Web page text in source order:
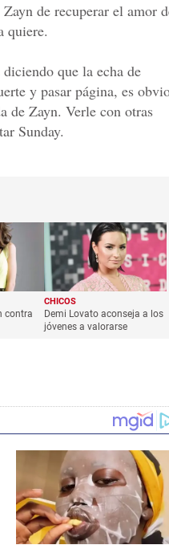
de recuperar el amor
quiere.
que la echa de
y pasar página, es
de Zayn. Verle con otras
Sunday.
contra
CHICOS
Demi Lovato aconseja a los
jóvenes a valorarse